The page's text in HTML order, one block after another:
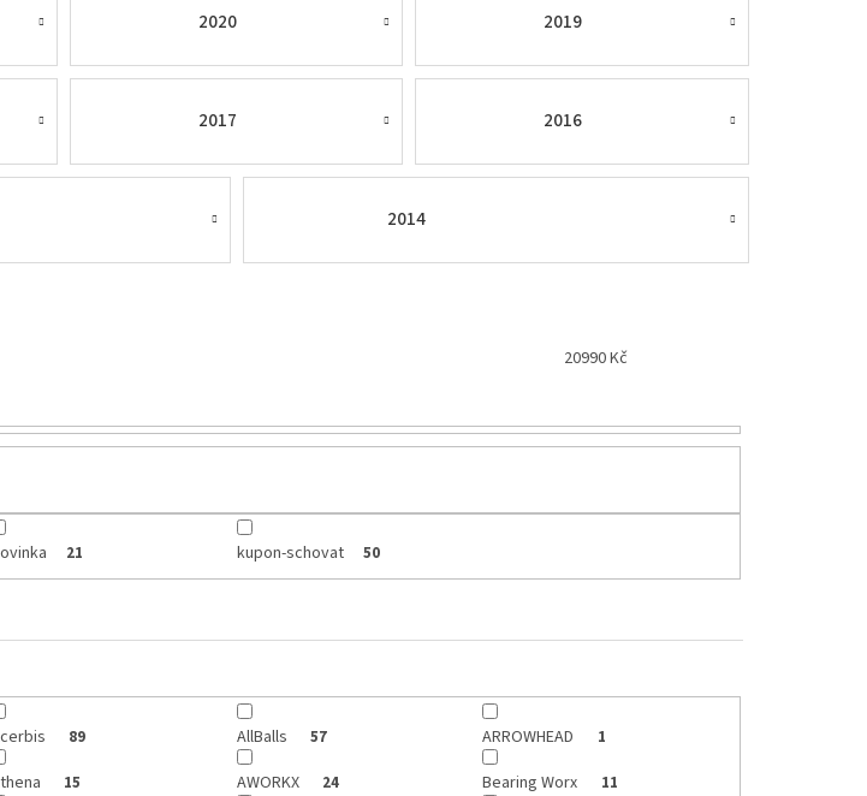
2020 2019
2017 2016
2014
20990Kč
21 kupon-schovat 50
89 AllBalls 57 ARROWHEAD 1
15 AWORKX 24 Bearing Worx 11